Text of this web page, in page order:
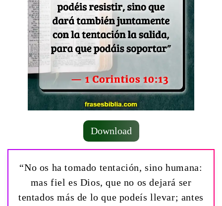
Download
“No os ha tomado tentación, sino humana:
mas fiel es Dios, que no os dejará ser
tentados más de lo que podeís llevar; antes